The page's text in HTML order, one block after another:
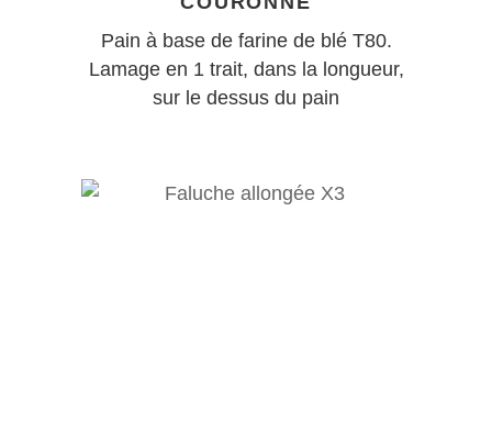
Pain à base de farine de blé T80.
Lamage en 1 trait, dans la longueur,
sur le dessus du pain